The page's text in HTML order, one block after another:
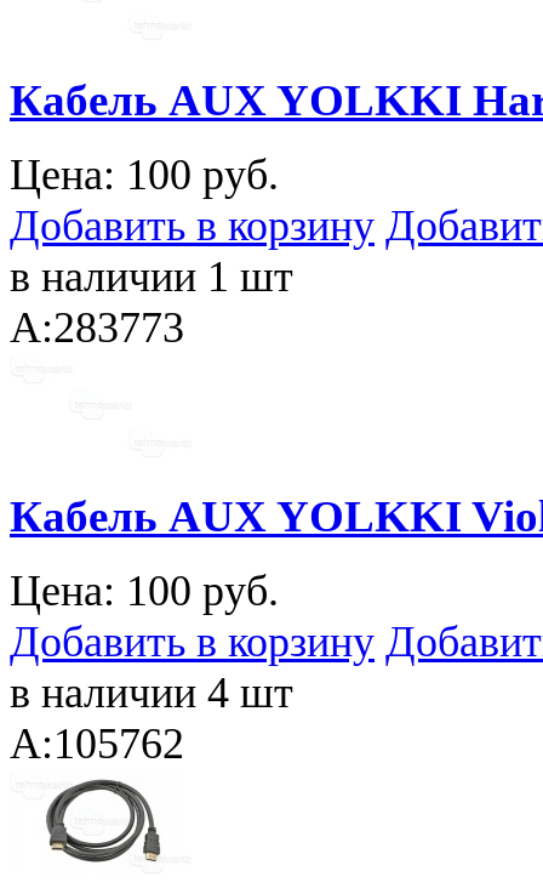
Кабель AUX YOLKKI
Цена: 100 руб.
Добавить в корзину
в наличии 1 шт
A:283773
Кабель AUX YOLKKI
Цена: 100 руб.
Добавить в корзину
в наличии 4 шт
A:105762